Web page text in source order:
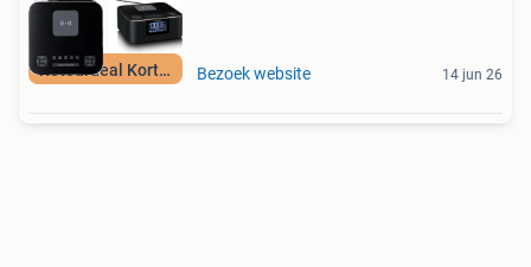
Retourdeal Korting Bezoek website 14 jun 26